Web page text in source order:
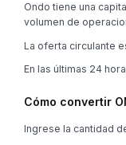
Ondo tiene una
volumen de
La oferta circulante
En las últimas 24
Cómo convertir
Ingrese la cantidad